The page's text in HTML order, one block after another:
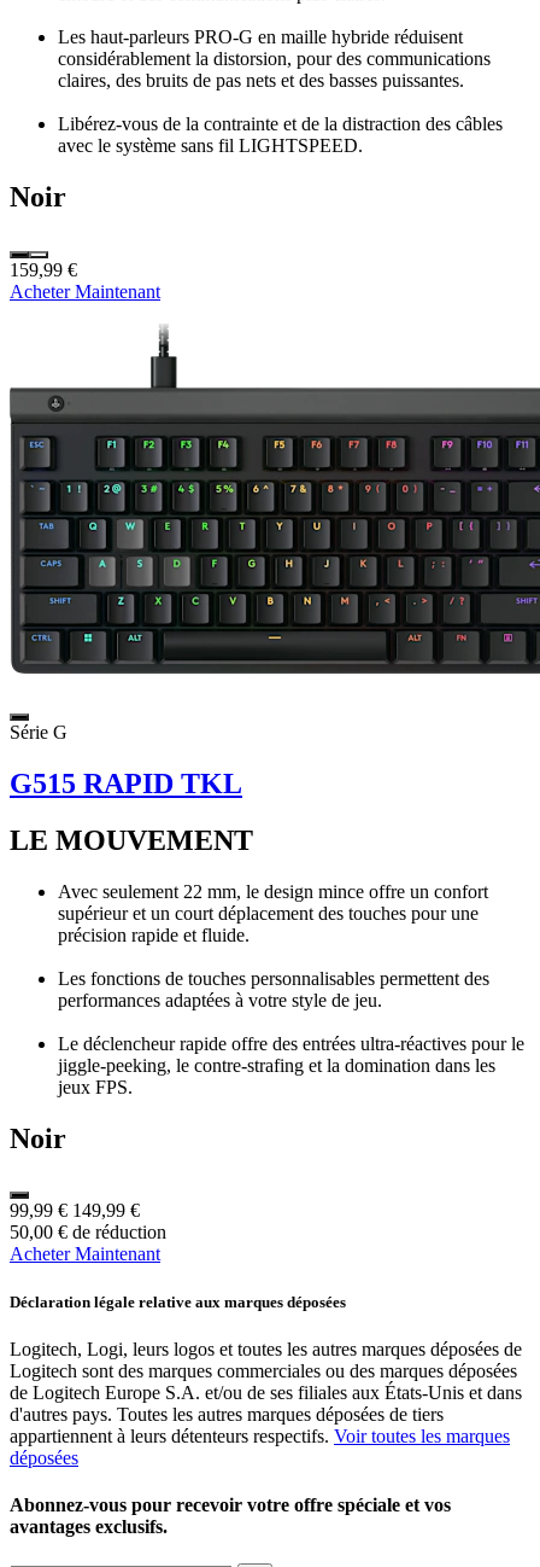
Les haut-parleurs PRO-G en maille hybride réduisent
considérablement la distorsion, pour des communications
claires, des bruits de pas nets et des basses puissantes.
Libérez-vous de la contrainte et de la distraction des câbles
avec le système sans fil LIGHTSPEED.
Noir
159,99 €
Acheter Maintenant
Série G
G515 RAPID TKL
LE MOUVEMENT
Avec seulement 22 mm, le design mince offre un confort
supérieur et un court déplacement des touches pour une
précision rapide et fluide.
Les fonctions de touches personnalisables permettent des
performances adaptées à votre style de jeu.
Le déclencheur rapide offre des entrées ultra-réactives pour le
jiggle-peeking, le contre-strafing et la domination dans les
jeux FPS.
Noir
99,99 € 149,99 €
50,00 € de réduction
Acheter Maintenant
Déclaration légale relative aux marques déposées
Logitech, Logi, leurs logos et toutes les autres marques déposées de
Logitech sont des marques commerciales ou des marques déposées
de Logitech Europe S.A. et/ou de ses filiales aux États-Unis et dans
d'autres pays. Toutes les autres marques déposées de tiers
appartiennent à leurs détenteurs respectifs. Voir toutes les marques
déposées
Abonnez-vous pour recevoir votre offre spéciale et vos
avantages exclusifs.